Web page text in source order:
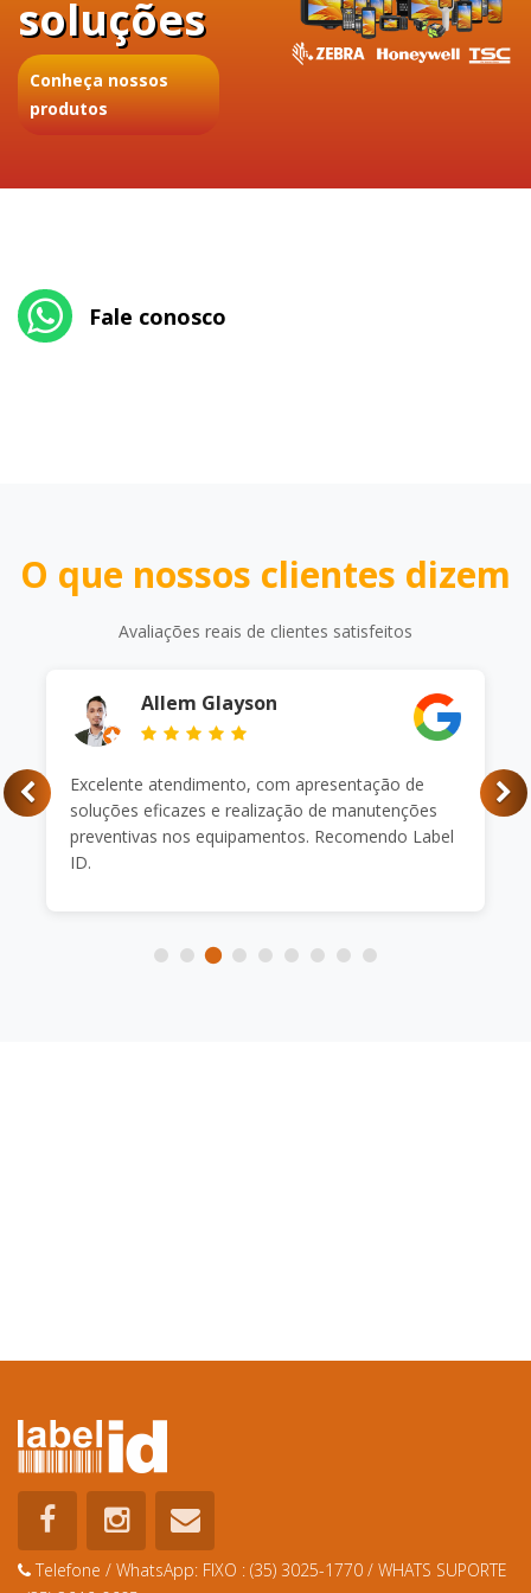
soluções
Conheça nossos
produtos
Fale conosco
O que nossos clientes dizem
Avaliações reais de clientes satisfeitos
Allem Glayson
Excelente atendimento, com apresentação de
soluções eficazes e realização de manutenções
preventivas nos equipamentos. Recomendo Label
ID.
Telefone / WhatsApp: FIXO : (35) 3025-1770 / WHATS SUPORTE